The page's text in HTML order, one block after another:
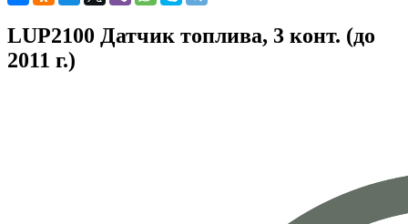
LUP2100 Датчик топлива, 3 конт. (до
2011 г.)